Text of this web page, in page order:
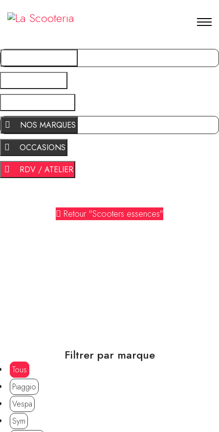
NOS MARQUES
OCCASIONS
RDV / ATELIER
Retour "Scooters essences"
Filtrer par marque
Tous
Piaggio
Vespa
Sym